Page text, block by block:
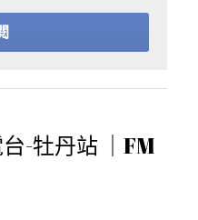
-牡丹站 ｜FM